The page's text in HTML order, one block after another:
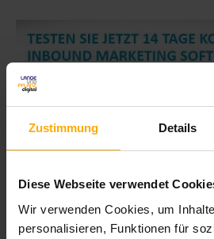
Zustimmung Details
Diese Webseite verwendet
Wir verwenden Cookies, um
personalisieren, Funktionen für
Foto: